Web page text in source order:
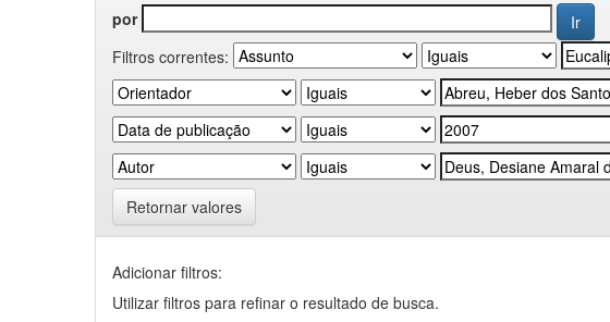
por
Filtros correntes:
Retornar valores
Adicionar filtros:
Utilizar filtros para refinar o resultado de busca.